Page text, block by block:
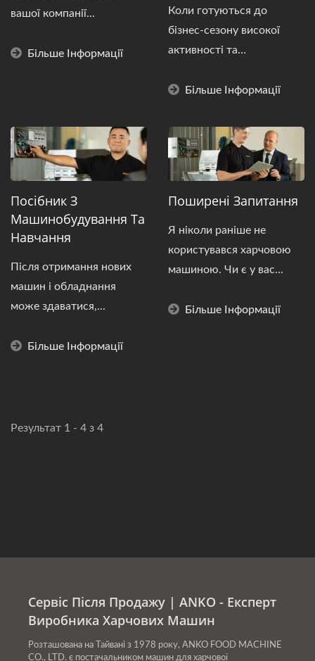
вашої компанії...
Більше Інформації
Коли готуються до
бізнес-сезону високої
активності та
Більше Інформації
Посібник З
Машинобудування Та
Навчання
Після отримання нових
машин і обладнання
може здаватися,...
Більше Інформації
Поширені Запитання
Я ніколи раніше не
користувався харчовою
машиною. Чи є у вас...
Більше Інформації
Результат 1 - 4 з 4
Сервіс Після Продажу | ANKO - Експерт
Виробника Харчових Машин
Розташована на Тайвані з 1978 року, ANKO FOOD MACHINE
CO., LTD. є постачальником машин для харчової